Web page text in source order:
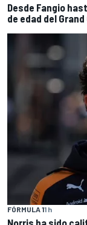
Desde Fangio
de edad del Grand
FÓRMULA 11 h
Norris ha sido